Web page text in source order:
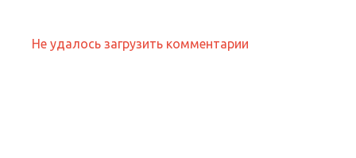
Не удалось загрузить комментарии